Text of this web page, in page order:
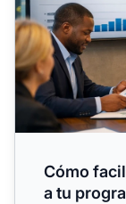
Cómo
a tu